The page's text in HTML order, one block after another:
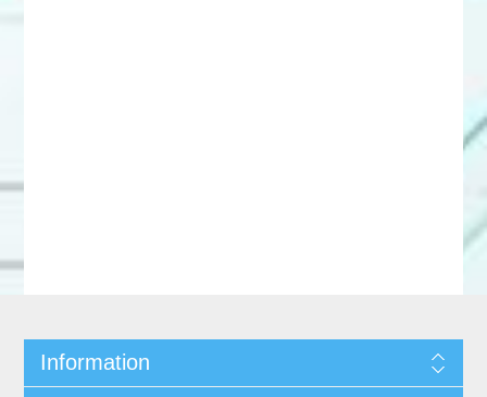
Information